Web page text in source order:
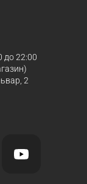
до 22:00
2